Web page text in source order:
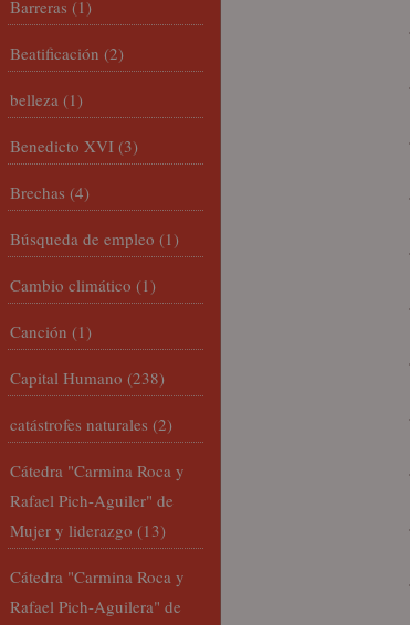
Barreras (1)
Beatificación (2)
belleza (1)
Benedicto XVI (3)
Brechas (4)
Búsqueda de empleo (1)
Cambio climático (1)
Canción (1)
Capital Humano (238)
catástrofes naturales (2)
Cátedra "Carmina Roca y
Rafael Pich-Aguiler" de
Mujer y liderazgo (13)
Cátedra "Carmina Roca y
Rafael Pich-Aguilera" de